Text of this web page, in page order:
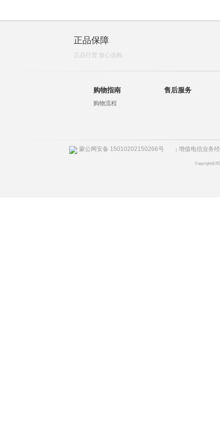
正品保障
正品行货 放心选购
购物指南
购物流程
售后服务
蒙公网安备 15010202150266号 | 增值电信业务